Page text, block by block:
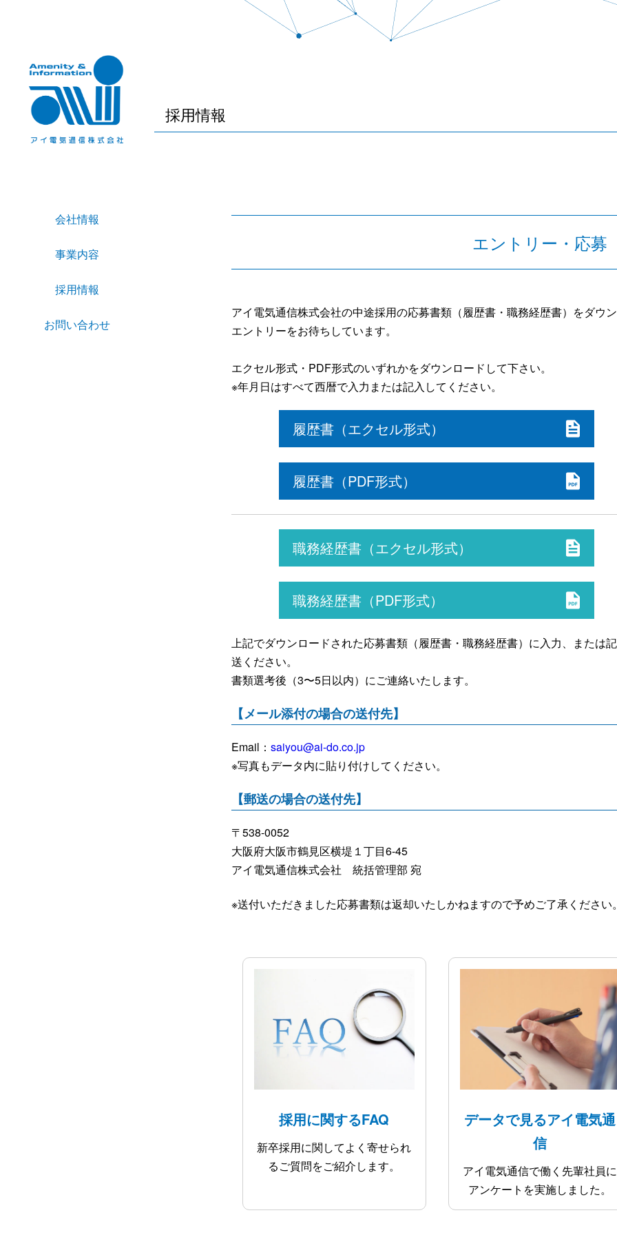
会社情報
事業内容
採用情報
お問い合わせ
採用情報
エントリー・応募
アイ電気通信株式会社の中途採用の応募書類（履歴書・職務経歴書）をダウン
エントリーをお待ちしています。
エクセル形式・PDF形式のいずれかをダウンロードして下さい。
※年月日はすべて西暦で入力または記入してください。
履歴書（エクセル形式）
履歴書（PDF形式）
職務経歴書（エクセル形式）
職務経歴書（PDF形式）
上記でダウンロードされた応募書類（履歴書・職務経歴書）に入力、または
送ください。
書類選考後（3〜5日以内）にご連絡いたします。
【メール添付の場合の送付先】
Email： saiyou@ai-do.co.jp
※写真もデータ内に貼り付けしてください。
【郵送の場合の送付先】
〒538-0052
大阪府大阪市鶴見区横堤１丁目6-45
アイ電気通信株式会社 統括管理部 宛
※送付いただきました応募書類は返却いたしかねますので予めご了承ください。
採用に関するFAQ
新卒採用に関してよく寄せられ
るご質問をご紹介します。
データで見るアイ電気通
信
アイ電気通信で働く先輩社員に
アンケートを実施しました。